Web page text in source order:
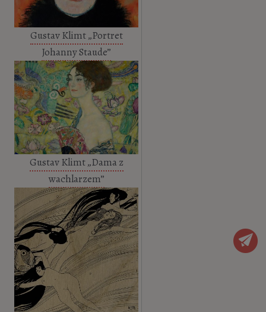
Gustav Klimt „Portret
Johanny Staude”
Gustav Klimt „Dama z
wachlarzem”